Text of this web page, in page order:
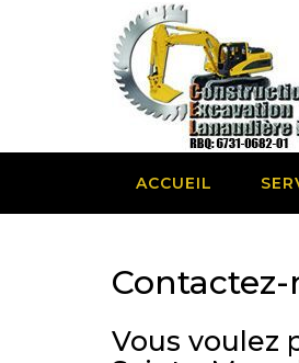
ACCUEIL
Vous voulez